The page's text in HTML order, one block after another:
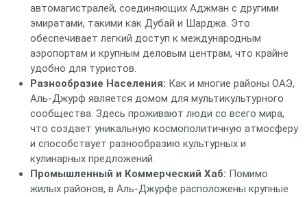
автомагистралей, соединяющих Аджман с другими
эмиратами, такими как Дубай и Шарджа. Это
обеспечивает легкий доступ к международным
аэропортам и крупным деловым центрам, что крайне
удобно для туристов.
Разнообразие Населения: Как и многие районы ОАЭ,
Аль-Джурф является домом для мультикультурного
сообщества. Здесь проживают люди со всего мира,
что создает уникальную космополитичную атмосферу
и способствует разнообразию культурных и
кулинарных предложений.
Промышленный и Коммерческий Хаб: Помимо
жилых районов, в Аль-Джурфе расположены крупные